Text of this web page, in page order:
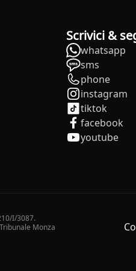
Scrivici &
whatsapp
sms
phone
instagram
tiktok
facebook
youtube
I/3087.
Monza